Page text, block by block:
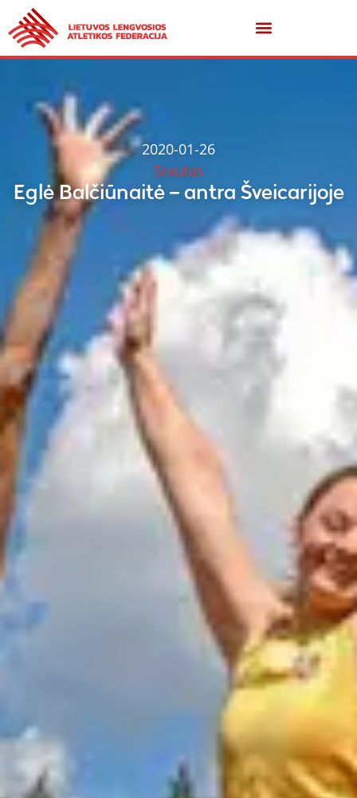
2020-01-26
Srautas
Eglė Balčiūnaitė – antra Šveicarijoje